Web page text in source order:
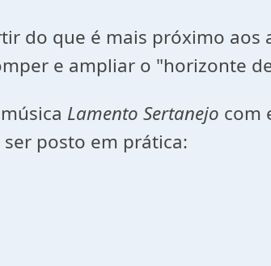
do que é mais próximo aos
e ampliar o "horizonte
Lamento Sertanejo com
posto em prática: